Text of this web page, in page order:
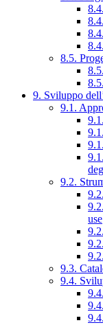
8.5.
9. Sviluppo
9.1.
9.2.
use
9.3.
9.4.